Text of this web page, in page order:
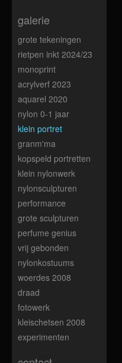
galerie
grote tekeningen
rietpen inkt 2024/23
monoprint
acrylverf 2023
aquarel 2020
nylon 0-1 jaar
klein portret
granm'ma
kopspeld portretten
klein nylonwerk
nylonsculpturen
performance
grote sculpturen
perfume genius
vrij gebonden
nylonkostuums
woerdes 2008
draad
fotowerk
kleischetsen 2008
experimenten